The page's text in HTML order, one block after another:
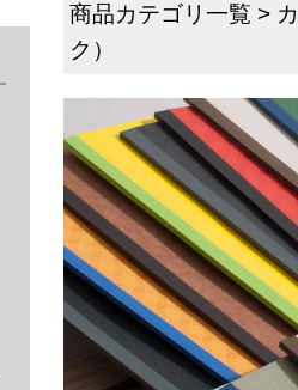
商品カテゴリ一覧 >
ク）